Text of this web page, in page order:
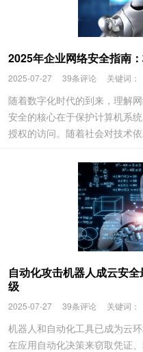
2025年企业网络安全指南
2025-07-27 39条评论 关键词：
随着数字化时代的到来，理解
安全的核心在于保护计算机系
授权的访问。随着社会对技术
自动化攻击机器人成云安
级
2025-07-27 39条评论 关键词：
机器人和自动化工具已成为云
在应用自动化决策来窃取凭证